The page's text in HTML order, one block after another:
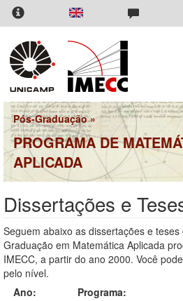
Pular
para
conteúdo
principal
Pós-Graduação»
PROGRAMA DE
APLICADA
Dissertações e
Seguem abaixo as dissertações e
Graduação em Matemática Aplicada
IMECC, a partir do ano 2000. Você
pelo nível.
Ano:
Programa: